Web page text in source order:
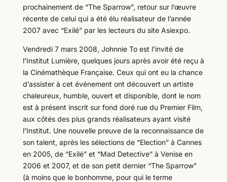
prochainement de “The Sparrow”, retour sur l’œuvre
récente de celui qui a été élu réalisateur de l’année
2007 avec “Exilé” par les lecteurs du site Asiexpo.
Vendredi 7 mars 2008, Johnnie To est l’invité de
l’Institut Lumière, quelques jours après avoir été reçu à
la Cinémathèque Française. Ceux qui ont eu la chance
d’assister à cet événement ont découvert un artiste
chaleureux, humble, ouvert et disponible, dont le nom
est à présent inscrit sur fond doré rue du Premier Film,
aux côtés des plus grands réalisateurs ayant visité
l’Institut. Une nouvelle preuve de la reconnaissance de
son talent, après les sélections de “Election” à Cannes
en 2005, de “Exilé” et “Mad Detective” à Venise en
2006 et 2007, et de son petit dernier “The Sparrow”
(à moins que le bonhomme, pour qui le terme